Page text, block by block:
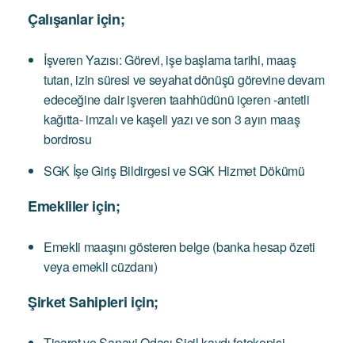
Çalışanlar için;
İşveren Yazısı: Görevi, işe başlama tarihi, maaş
tutarı, izin süresi ve seyahat dönüşü görevine devam
edeceğine dair işveren taahhüdünü içeren -antetli
kağıtta- imzalı ve kaşeli yazı ve son 3 ayın maaş
bordrosu
SGK İşe Giriş Bildirgesi ve SGK Hizmet Dökümü
Emekliler için;
Emekli maaşını gösteren belge (banka hesap özeti
veya emekli cüzdanı)
Şirket Sahipleri için;